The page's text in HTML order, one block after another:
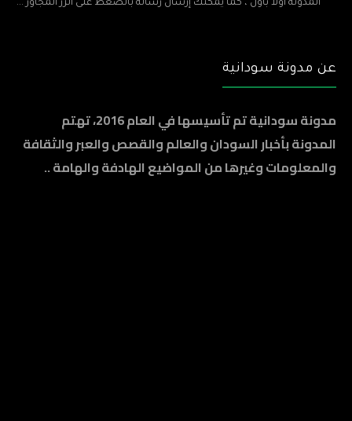
المدونة أولاً بأول ، كما يمكنك إرسال رساله بالضغط على الزر المجاور ...
عن مدونة سودانية
مدونة سودانية تم تأسيسها في العام 2016، تهتم
المدونة بأخبار السودان والعالم والقصص والعبر والثقافة
والمعلومات وغيرها من المواضيع الهادفة والهامة ..